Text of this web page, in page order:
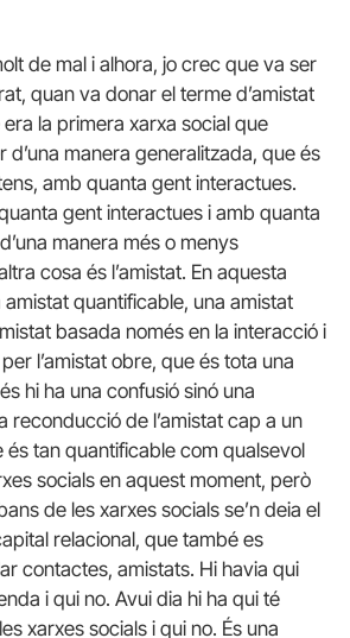
de mal i alhora, jo crec que va ser
quan va donar el terme d’amistat
era la primera xarxa social que
d’una manera generalitzada, que és
amb quanta gent interactues.
gent interactues i amb quanta
manera més o menys
cosa és l’amistat. En aquesta
quantificable, una amistat
basada només en la interacció i
l’amistat obre, que és tota una
hi ha una confusió sinó una
reconducció de l’amistat cap a un
és tan quantificable com qualsevol
socials en aquest moment, però
de les xarxes socials se’n deia el
relacional, que també es
contactes, amistats. Hi havia qui
i qui no. Avui dia hi ha qui té
xarxes socials i qui no. És una